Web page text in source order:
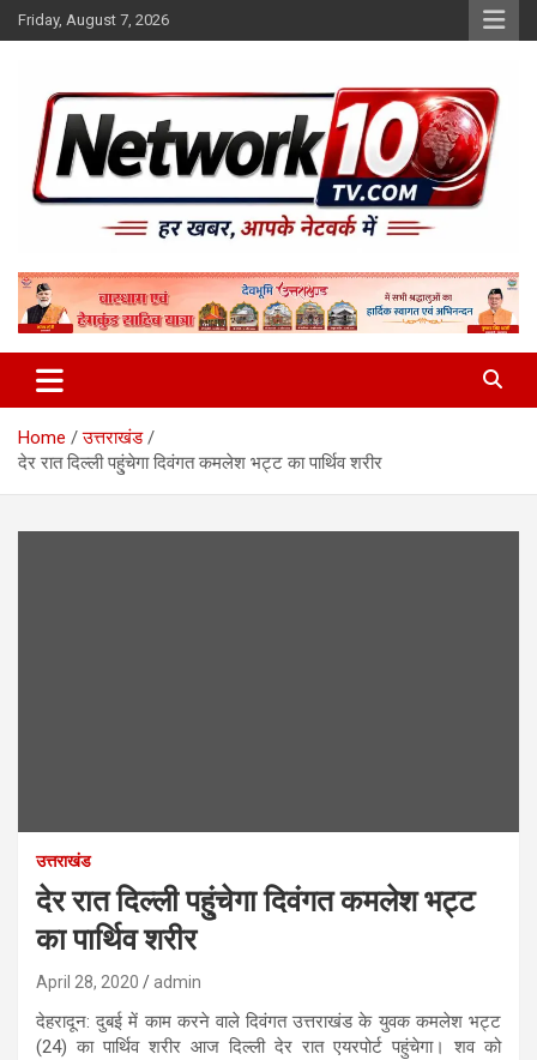
Skip
to
Friday, August 7, 2026
Network10tv
Home
उत्तराखंड
देर रात दिल्ली पहु्ंचेगा दिवंगत कमलेश भट्ट का पार्थिव शरीर
उत्तराखंड
देर रात दिल्ली पहु्ंचेगा दिवंगत कमलेश भट्ट
का पार्थिव शरीर
April 28, 2020 admin
देहरादून: दुबई में काम करने वाले दिवंगत उत्तराखंड के युवक कमलेश भट्ट
(24) का पार्थिव शरीर आज दिल्ली देर रात एयरपोर्ट पहुंचेगा। शव को